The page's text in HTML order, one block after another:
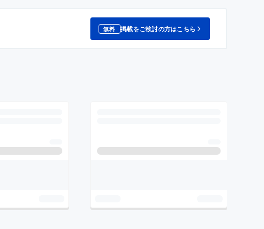
無料 掲載をご検討の方はこちら